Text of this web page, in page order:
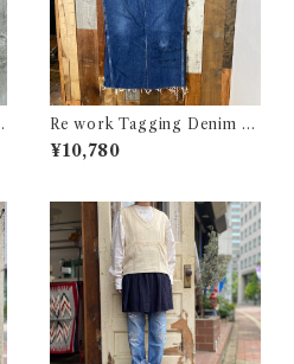
Re work Tagging Denim L
ong Skirt / リワーク タギン
¥10,780